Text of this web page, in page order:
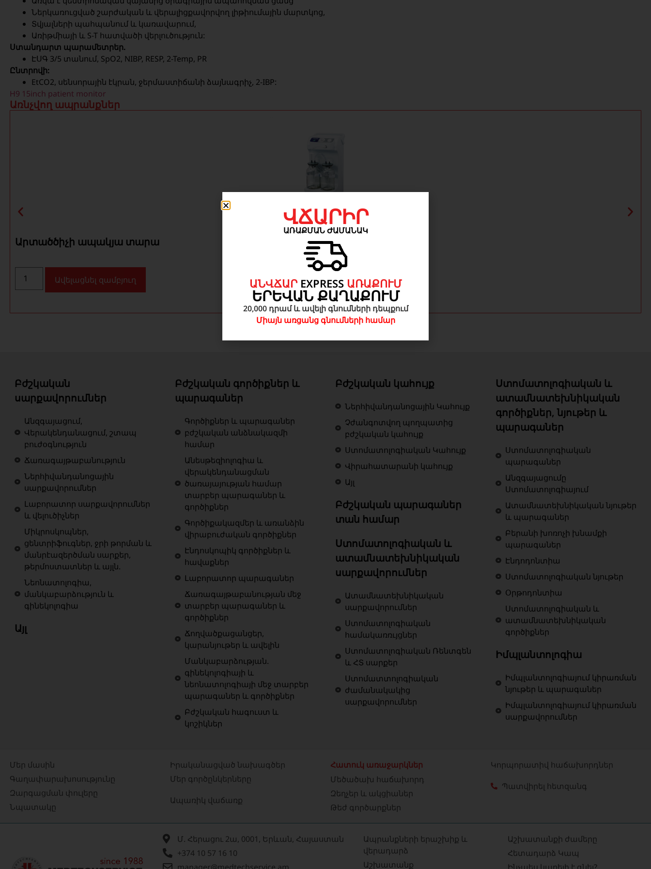
Ներկառուցված շարժական և վերալիցքավորվող լիթիումային մարտկոց,
Տվյալների պահպանում և կառավարում,
Առիթմիայի և S-T հատվածի վերլուծություն:
Ստանդարտ պարամետրեր.
ԷՍԳ 3/5 տանում, SpO2, NIBP, RESP, 2-Temp, PR
Ընտրովի:
EtCO2, սենսորային էկրան, ջերմաստիճանի ձայնագրիչ, 2-IBP:
H9 15inch patient monitor
Առնչվող ապրանքներ
Արտածծիչի ապակյա տարա
9 600 AMD
Ավելացնել զամբյուղ
Բժշկական
սարքավորումներ
Անզգայացում,
Վերակենդանացում, շտապ
բուժօգնություն
Ճառագայթաբանություն
Ներհիվանդանոցային
սարքավորումներ
Լաբորատոր սարքավորումներ
և վելուծիչներ
Միկրոսկոպներ,
ցենտրիֆուգներ, ջրի թորման և
մանրէազերծման սարքեր,
թերմոստատներ և այլն.
Նեոնատոլոգիա,
մանկաբարձություն և
գինեկոլոգիա
Այլ
Բժշկական գործիքներ և
պարագաներ
Գործիքներ և պարագաներ
բժշկական անձնակազմի
համար
Անեսթեզիոլոգիա և
վերակենդանացման
ծառայայության համար
տարբեր պարագաներ և
գործիքներ
Գործիքակազմեր և առանձին
վիրաբուժական գործիքներ
Էնդոսկոպիկ գործիքներ և
հավաքներ
Լաբորատոր պարագաներ
Ճառագայթաբանության մեջ
տարբեր պարագաներ և
գործիքներ
Ճողվածքացանցեր,
կարանյութեր և ավելին
Մանկաբարձության.
գինեկոլոգիայի և
նեոնատոլոգիայի մեջ տարբեր
պարագաներ և գործիքներ
Բժշկական հագուստ և
կոշիկներ
Բժշկական կահույք
Ներհիվանդանոցային Կահույք
Չժանգոտվող պողպատից
բժշկական կահույք
Ստոմատոլոգիական Կահույք
Վիրահատարանի կահույք
Այլ
Բժշկական պարագաներ
տան համար
Ստոմատոլոգիական և
ատամնատեխնիկական
սարքավորումներ
Ատամնատեխնիկական
սարքավորումներ
Ստոմատոլոգիական
համակառռւյցներ
Ստոմատոլոգիական Ռենտգեն
և ՀՏ սարքեր
Ստոմատտոլոգիական
ժամանակակից
սարքավորումներ
Ստոմատոլոգիական և
ատամնատեխնիկական
գործիքներ, նյութեր և
պարագաներ
Ստոմատոլոգիական
պարագաներ
Անզգայացումը
Ստոմատոլոգիայում
Ատամնատեխնիկական նյութեր
և պարագաներ
Բերանի խոռոչի խնամքի
պարագաներ
Էնդոդոնտիա
Ստոմատոլոգիական նյութեր
Օրթոդոնտիա
Ստոմատոլոգիական և
ատամնատեխնիկական
գործիքներ
Իմպլանտոլոգիա
Իմպլանտոլոգիայում կիրառման
նյութեր և պարագաներ
Իմպլանտոլոգիայում կիրառման
սարքավորումներ
Մեր մասին
Գաղափարախոսությունը
Զարգացման փուլերը
Նպատակը
Իրականացված նախագծեր
Մեր գործընկերները
Ապառիկ վաճառք
Հատուկ առաջարկներ
Մեծածախ հաճախորդ
Զեղչեր և ակցիաներ
Թեժ գործարքներ
Կորպորատիվ հաճախորդներ
Պատվիրել հետզանգ
Մ. Հերացու 2ա, 0001, Երևան, Հայաստան
+374 10 57 16 10
Ապրանքների երաշխիք և
վերադարձ
Աշխատանք
Աշխատանքի ժամերը
Հետադարձ Կապ
ՎՃԱՐԻՐ
ԱՌԱՔՄԱՆ ԺԱՄԱՆԱԿ
ԱՆՎՃԱՐ EXPRESS ԱՌԱՔՈՒՄ
ԵՐԵՎԱՆ ՔԱՂԱՔՈՒՄ
20,000 դրամ և ավելի գնումների դեպքում
Միայն առցանց գնումների համար